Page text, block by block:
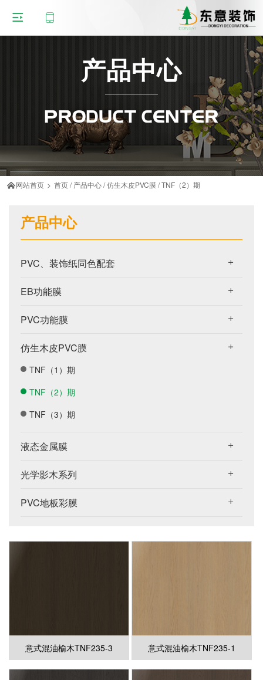
产品中心
PRODUCT CENTER
网站首页 > 首页/产品中心/仿生木皮PVC膜/TNF（2）期
产品中心
PVC、装饰纸同色配套
EB功能膜
PVC功能膜
仿生木皮PVC膜
TNF（1）期
TNF（2）期
TNF（3）期
液态金属膜
光学影木系列
PVC地板彩膜
意式混油榆木TNF235-3 意式混油榆木TNF235-1